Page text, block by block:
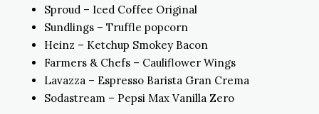
Sproud – Iced Coffee Original
Sundlings – Truffle popcorn
Heinz – Ketchup Smokey Bacon
Farmers & Chefs – Cauliflower Wings
Lavazza – Espresso Barista Gran Crema
Sodastream – Pepsi Max Vanilla Zero